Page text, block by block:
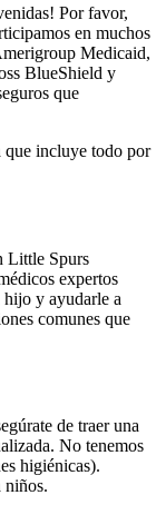
Por favor,
en muchos
Medicaid,
BlueShield y
que
que incluye todo por
Little Spurs
expertos
hijo y ayudarle a
comunes que
de traer una
No tenemos
higiénicas).
niños.